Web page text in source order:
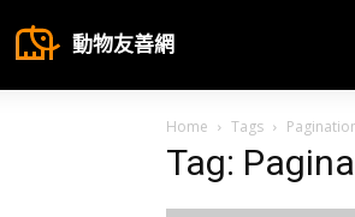
動物友善網
Home Tags
Tag: